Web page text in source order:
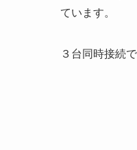
ています。
３台同時接続